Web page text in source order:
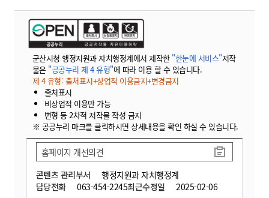
군산시청 행정지원과 자치행정계에서 제작한 "한눈에 서비스"저작
물은 "공공누리 제 4 유형"에 따라 이용 할 수 있습니다.
제 4 유형: 출처표시+상업적 이용금지+변경금지
출처표시
비상업적 이용만 가능
변형 등 2차적 저작물 작성 금지
※ 공공누리 마크를 클릭하시면 상세내용을 확인 하실 수 있습니다.
콘텐츠 관리부서
행정지원과 자치행정계
담당전화
063-454-2245최근수정일 2025-02-06
홈페이지 개선의견